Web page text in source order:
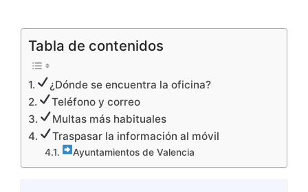
Tabla de contenidos
¿Dónde se encuentra la oficina?
Teléfono y correo
Multas más habituales
Traspasar la información al móvil
Ayuntamientos de Valencia